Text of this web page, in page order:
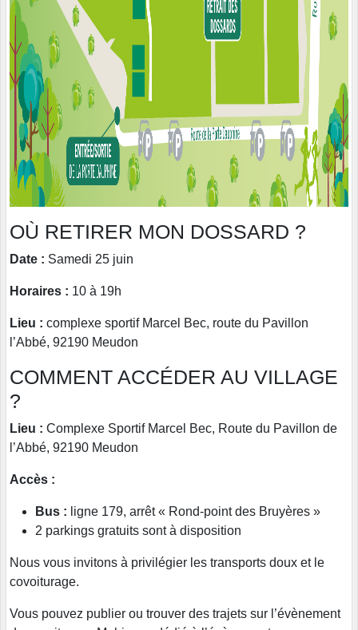
OÙ RETIRER MON DOSSARD ?
Date : Samedi 25 juin
Horaires : 10 à 19h
Lieu : complexe sportif Marcel Bec, route du Pavillon
l’Abbé, 92190 Meudon
COMMENT ACCÉDER AU VILLAGE
?
Lieu : Complexe Sportif Marcel Bec, Route du Pavillon de
l’Abbé, 92190 Meudon
Accès :
Bus : ligne 179, arrêt « Rond-point des Bruyères »
2 parkings gratuits sont à disposition
Nous vous invitons à privilégier les transports doux et le
covoiturage.
Vous pouvez publier ou trouver des trajets sur l’évènement